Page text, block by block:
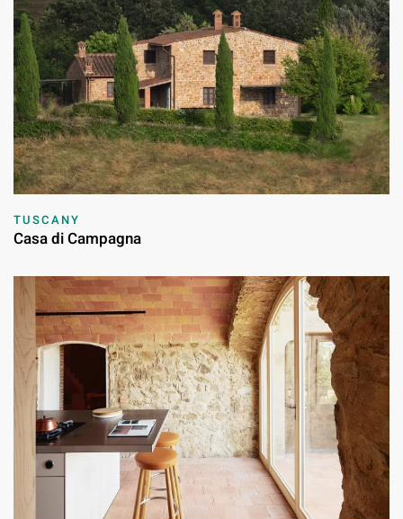
TUSCANY
Casa di Campagna